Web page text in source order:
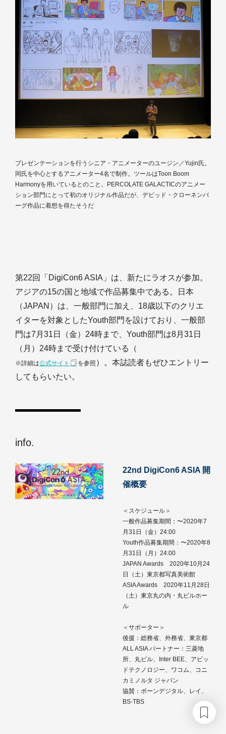
プレゼンテーションを行うシニア・アニメーターのユージン／Yujin氏。
同氏を中心とするアニメーター4名で制作。ツールはToon Boom
Harmonyを用いているとのこと。PERCOLATE GALACTICのアニメー
ション部門にとって初のオリジナル作品だが、デビッド・クローネンバ
ーグ作品に着想を得たそうだ
第22回「DigiCon6 ASIA」は、新たにラオスが参加。
アジアの15の国と地域で作品募集中である。日本
（JAPAN）は、一般部門に加え、18歳以下のクリエ
イターを対象としたYouth部門を設けており、一般部
門は7月31日（金）24時まで、Youth部門は8月31日
（月）24時まで受け付けている（
※詳細は公式サイト を参照 ）。本誌読者もぜひエントリー
してもらいたい。
info.
22nd DigiCon6 ASIA 開
催概要
＜スケジュール＞
一般作品募集期間：〜2020年7
月31日（金）24:00
Youth作品募集期間：〜2020年8
月31日（月）24:00
JAPAN Awards 2020年10月24
日（土）東京都写真美術館
ASIA Awards 2020年11月28日
（土）東京丸の内・丸ビルホー
ル
＜サポーター＞
後援：総務省、外務省、東京都
ALL ASIA パートナー：三菱地
所、丸ビル、Inter BEE、アビッ
ドテクノロジー、ワコム、コニ
カミノルタ ジャパン
協賛：ボーンデジタル、レイ、
BS-TBS